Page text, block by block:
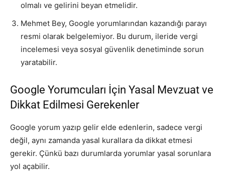
olmalı ve gelirini beyan etmelidir.
Mehmet Bey, Google yorumlarından kazandığı parayı
resmi olarak belgelemiyor. Bu durum, ileride vergi
incelemesi veya sosyal güvenlik denetiminde sorun
yaratabilir.
Google Yorumcuları İçin Yasal Mevzuat ve
Dikkat Edilmesi Gerekenler
Google yorum yazıp gelir elde edenlerin, sadece vergi
değil, aynı zamanda yasal kurallara da dikkat etmesi
gerekir. Çünkü bazı durumlarda yorumlar yasal sorunlara
yol açabilir.